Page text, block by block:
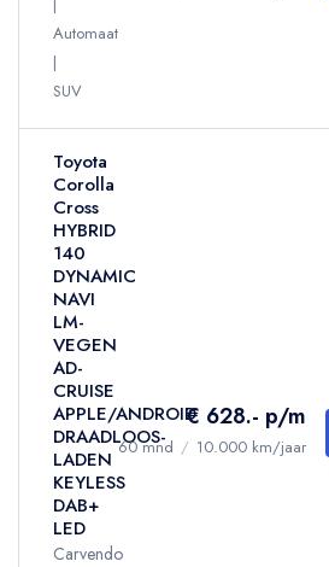
Automaat
SUV
Toyota
Corolla
Cross
HYBRID
140
DYNAMIC
NAVI
LM-
VEGEN
AD-
CRUISE
APPLE/ANDROID
DRAADLOOS-
LADEN
KEYLESS
DAB+
LED
Carvendo
€ 628.- p/m
60 mnd / 10.000 km/jaar